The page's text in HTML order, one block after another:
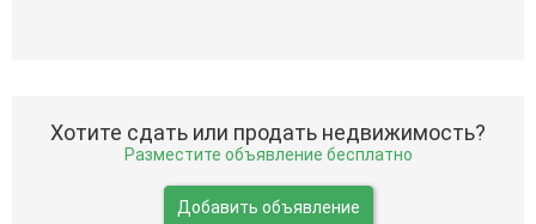
Хотите сдать или продать недвижимость?
Разместите объявление бесплатно
Добавить объявление